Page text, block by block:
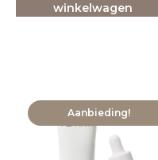
winkelwagen
Aanbieding!